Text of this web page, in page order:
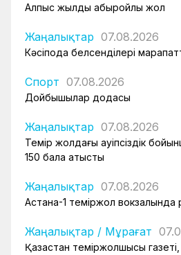
Алпыс жылдық абыройлы жол
Жаңалықтар 07.08.2026
Кәсіподақ белсенділері
Спорт 07.08.2026
Дойбышылар додасы
Жаңалықтар 07.08.2026
Темір жолдағы қауіпсіздік
150 бала қатысты
Жаңалықтар 07.08.2026
Астана-1 теміржол вокзалында
Жаңалықтар / Мұрағат
Қазақстан теміржолшысы